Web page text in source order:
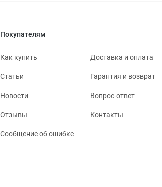
Покупателям
Как купить Доставка и оплата
Статьи Гарантия и возврат
Новости Вопрос-ответ
Отзывы Контакты
Сообщение об ошибке